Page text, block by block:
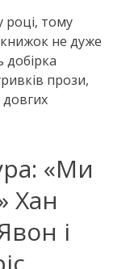
тому
не дуже
добірка
прози,
«Ми
Хан
і